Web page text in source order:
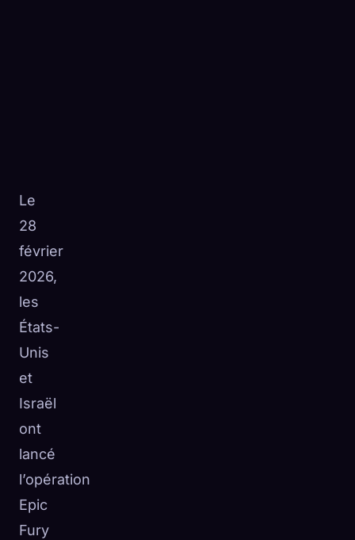
Le
28
février
2026,
les
États-
Unis
et
Israël
ont
lancé
l’opération
Epic
Fury